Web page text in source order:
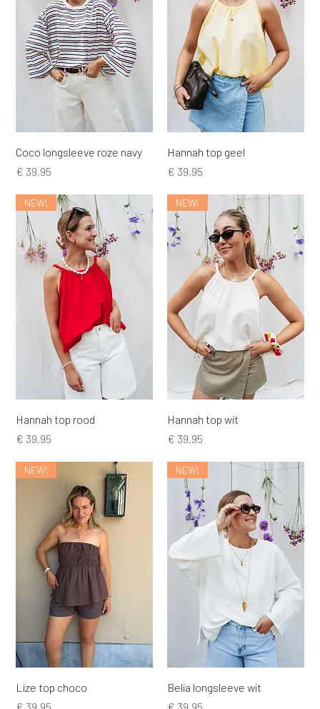
Coco longsleeve roze navy
Prijs
€ 39,95
Hannah top geel
Prijs
€ 39,95
NEW!
Hannah top rood
Prijs
€ 39,95
NEW!
Hannah top wit
Prijs
€ 39,95
NEW!
Lize top choco
Prijs
NEW!
Belia longsleeve wit
Prijs